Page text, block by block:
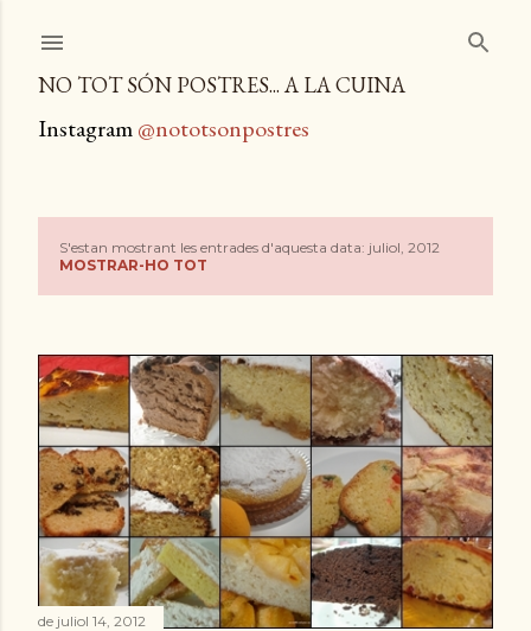
NO TOT SÓN POSTRES... A LA CUINA
Instagram@nototsonpostres
t
r
a
d
e
s
S'estan mostrant les entrades d'aquesta data: juliol, 2012
MOSTRAR-HO TOT
de juliol 14, 2012